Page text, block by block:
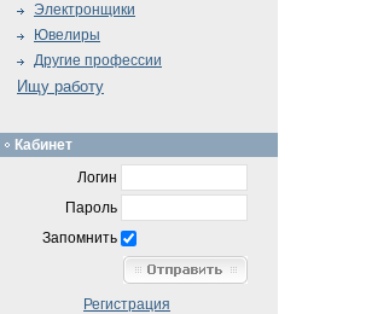
Электронщики
Ювелиры
Другие профессии
Ищу работу
Кабинет
Логин
Пароль
Запомнить
Регистрация